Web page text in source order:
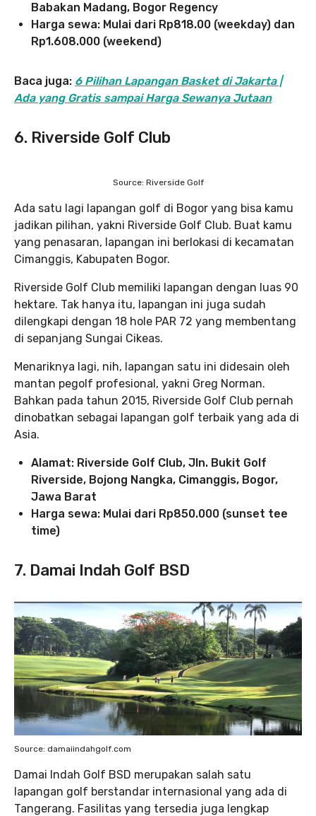
Babakan Madang, Bogor Regency
Harga sewa: Mulai dari Rp818.00 (weekday) dan
Rp1.608.000 (weekend)
Baca juga: 6 Pilihan Lapangan Basket di Jakarta |
Ada yang Gratis sampai Harga Sewanya Jutaan
6. Riverside Golf Club
Source: Riverside Golf
Ada satu lagi lapangan golf di Bogor yang bisa kamu
jadikan pilihan, yakni Riverside Golf Club. Buat kamu
yang penasaran, lapangan ini berlokasi di kecamatan
Cimanggis, Kabupaten Bogor.
Riverside Golf Club memiliki lapangan dengan luas 90
hektare. Tak hanya itu, lapangan ini juga sudah
dilengkapi dengan 18 hole PAR 72 yang membentang
di sepanjang Sungai Cikeas.
Menariknya lagi, nih, lapangan satu ini didesain oleh
mantan pegolf profesional, yakni Greg Norman.
Bahkan pada tahun 2015, Riverside Golf Club pernah
dinobatkan sebagai lapangan golf terbaik yang ada di
Asia.
Alamat: Riverside Golf Club, Jln. Bukit Golf
Riverside, Bojong Nangka, Cimanggis, Bogor,
Jawa Barat
Harga sewa: Mulai dari Rp850.000 (sunset tee
time)
7. Damai Indah Golf BSD
Source: damaiindahgolf.com
Damai Indah Golf BSD merupakan salah satu
lapangan golf berstandar internasional yang ada di
Tangerang. Fasilitas yang tersedia juga lengkap